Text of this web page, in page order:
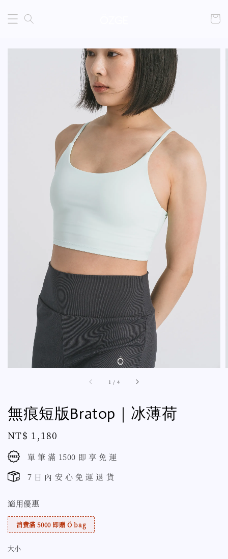
1 / 4
無痕短版Bratop｜冰薄荷
Regular
price
NT$ 1,180
單 筆 滿 1500 即 享 免 運
7 日 內 安 心 免 運 退 貨
適用優惠
消費滿 5000 即贈 Ö bag
大小